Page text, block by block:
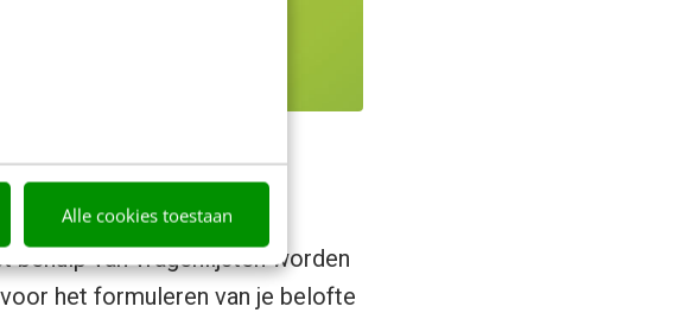
Alle cookies toestaan
behulp van vragenlijsten worden
het formuleren van je belofte